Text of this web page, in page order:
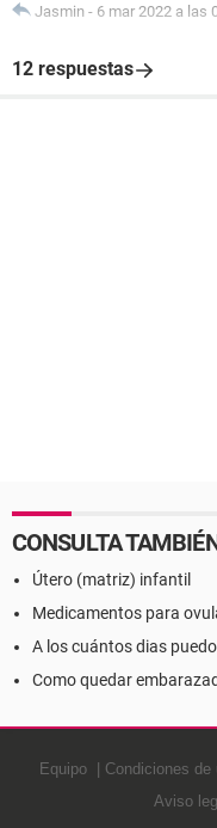
Jasmin - 6 mar 2022 a las
12 respuestas
CONSULTA
Útero (matriz) infantil
Medicamentos para
A los cuántos dias
Como quedar
Equipo Condiciones de
Aviso